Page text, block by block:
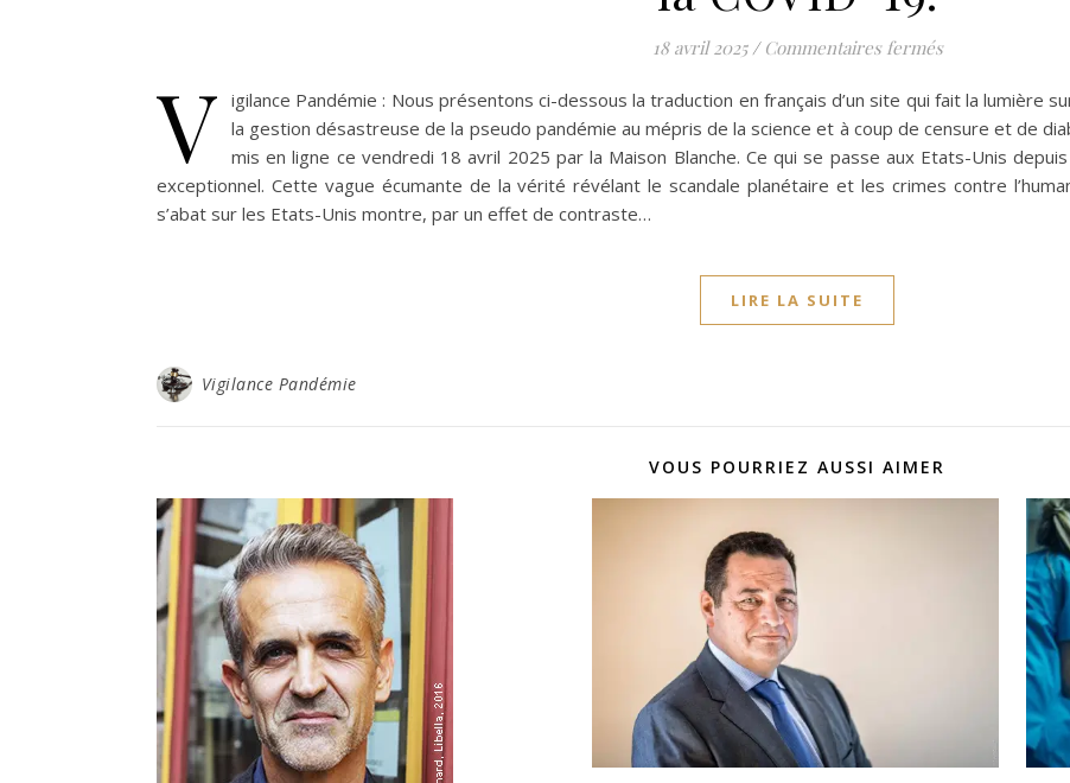
18 avril 2025 / Commentaires ferméssur La Maison
V igilance Pandémie : Nous présentons ci-dessous la traduction en français d’un site qui fait la lumière
la gestion désastreuse de la pseudo pandémie au mépris de la science et à coup de censure et de
mis en ligne ce vendredi 18 avril 2025 par la Maison Blanche. Ce qui se passe aux Etats-Unis
exceptionnel. Cette vague écumante de la vérité révélant le scandale planétaire et les crimes contre
s’abat sur les Etats-Unis montre, par un effet de contraste…
LIRE LA SUITE
Vigilance Pandémie
VOUS POURRIEZ AUSSI AIMER